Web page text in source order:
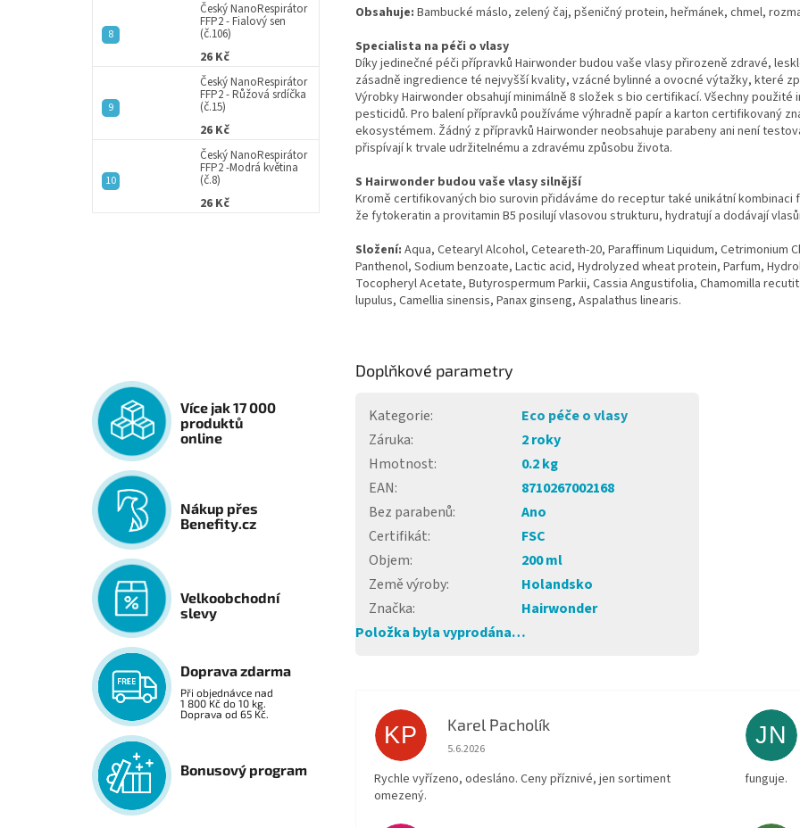
Český NanoRespirátor
FFP2 - Fialový sen
(č.106)
26 Kč
Český NanoRespirátor
FFP2 - Růžová srdíčka
(č.15)
26 Kč
Český NanoRespirátor
FFP2 -Modrá květina
(č.8)
26 Kč
Více jak 17 000
produktů
online
Nákup přes
Benefity.cz
Velkoobchodní
slevy
Doprava zdarma
Při objednávce nad
1 800 Kč do 10 kg.
Doprava od 65 Kč.
Bonusový program
Obsahuje: Bambucké máslo, zelený čaj, pšeničný protein, heřmánek, chmel,
Specialista na péči o vlasy
Díky jedinečné péči přípravků Hairwonder budou vaše vlasy přirozeně zdravé,
zásadně ingredience té nejvyšší kvality, vzácné bylinné a ovocné výtažky, které
Výrobky Hairwonder obsahují minimálně 8 složek s bio certifikací. Všechny
pesticidů. Pro balení přípravků používáme výhradně papír a karton certifikovaný
ekosystémem. Žádný z přípravků Hairwonder neobsahuje parabeny ani není
přispívají k trvale udržitelnému a zdravému způsobu života.
S Hairwonder budou vaše vlasy silnější
Kromě certifikovaných bio surovin přidáváme do receptur také unikátní
že fytokeratin a provitamin B5 posilují vlasovou strukturu, hydratují a dodávají
Složení: Aqua, Cetearyl Alcohol, Ceteareth-20, Paraffinum Liquidum, Cetrimonium
Panthenol, Sodium benzoate, Lactic acid, Hydrolyzed wheat protein, Parfum,
Tocopheryl Acetate, Butyrospermum Parkii, Cassia Angustifolia, Chamomilla
lupulus, Camellia sinensis, Panax ginseng, Aspalathus linearis.
Doplňkové parametry
Kategorie:
Eco péče o vlasy
Záruka:
2 roky
Hmotnost:
0.2 kg
EAN:
8710267002168
Bez parabenů:
Ano
Certifikát:
FSC
Objem:
200 ml
Země výroby:
Holandsko
Značka:
Hairwonder
Položka byla vyprodána…
KP Karel Pacholík
Hodnocení obchodu je 4 z 5 hvězdiček.
5.6.2026
Rychle vyřízeno, odesláno. Ceny příznivé, jen sortiment
omezený.
JN
funguje.